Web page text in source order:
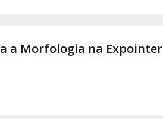
a Morfologia na Expointer